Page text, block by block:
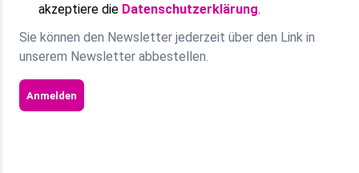
akzeptiere die Datenschutzerklärung.
Sie können den Newsletter jederzeit über den Link in
unserem Newsletter abbestellen.
Anmelden